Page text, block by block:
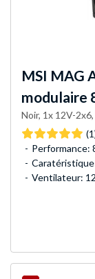
MSI MAG
modulaire
Noir, 1x 12V-
Performance:
Ventilateur: